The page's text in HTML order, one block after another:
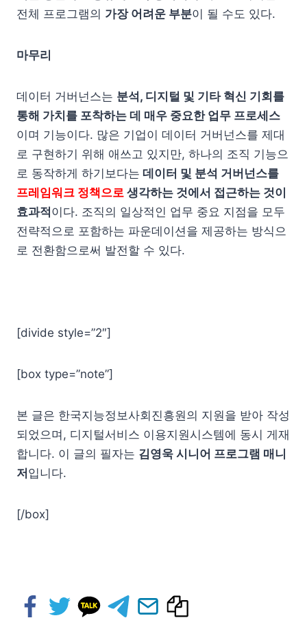
전체 프로그램의 가장 어려운 부분이 될 수도 있다.
마무리
데이터 거버넌스는 분석, 디지털 및 기타 혁신 기회를
통해 가치를 포착하는 데 매우 중요한 업무 프로세스
이며 기능이다. 많은 기업이 데이터 거버넌스를 제대
로 구현하기 위해 애쓰고 있지만, 하나의 조직 기능으
로 동작하게 하기보다는 데이터 및 분석 거버넌스를
프레임워크 정책으로 생각하는 것에서 접근하는 것이
효과적 이다. 조직의 일상적인 업무 중요 지점을 모두
전략적으로 포함하는 파운데이션을 제공하는 방식으
로 전환함으로써 발전할 수 있다.
[divide style=”2″]
[box type=”note”]
본 글은 한국지능정보사회진흥원의 지원을 받아 작성
되었으며, 디지털서비스 이용지원시스템에 동시 게재
합니다. 이 글의 필자는 김영욱 시니어 프로그램 매니
저 입니다.
[/box]